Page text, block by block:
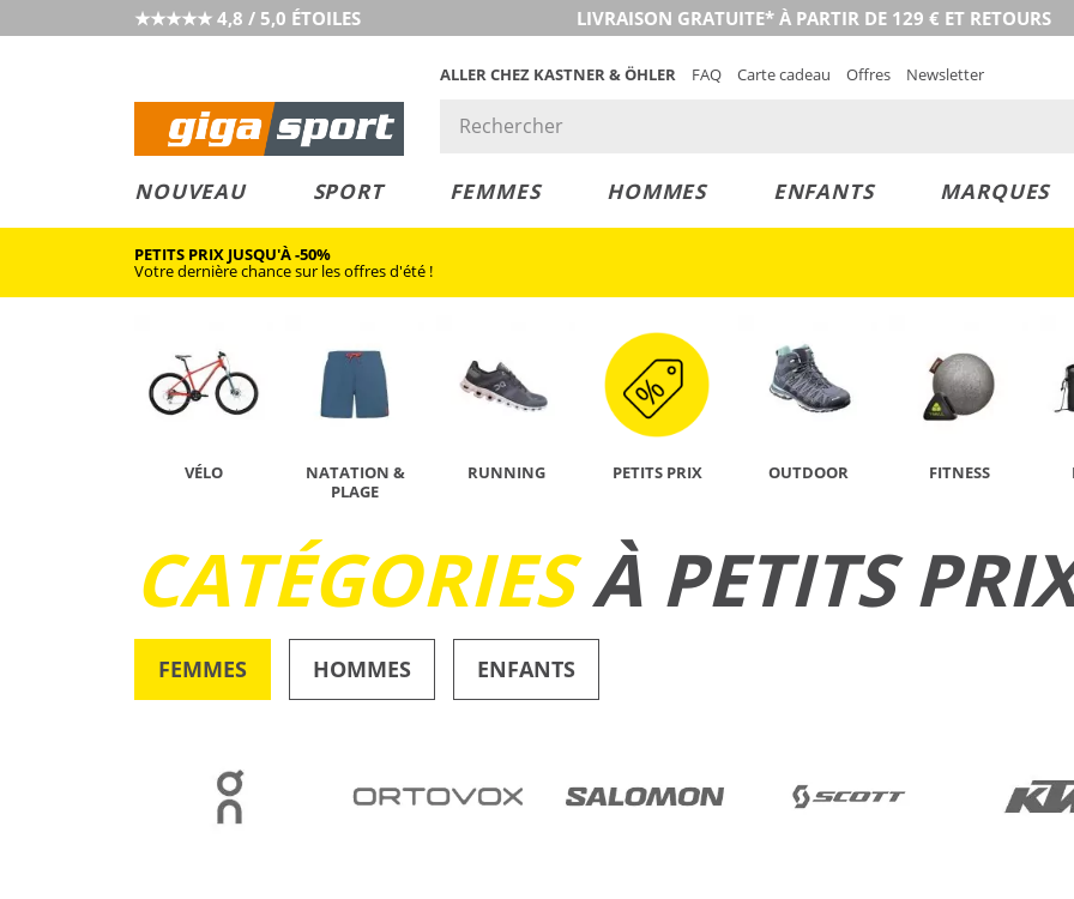
★★★★★ 4,8 / 5,0 ÉTOILES LIVRAISON GRATUITE* À PARTIR DE 129 € ET RETOURS
ALLER CHEZ KASTNER & ÖHLER FAQ Carte cadeau Offres Newsletter
NOUVEAU SPORT FEMMES HOMMES ENFANTS MARQUES
PETITS PRIX JUSQU'À -50%
Votre dernière chance sur les offres d'été !
VÉLO
NATATION &
PLAGE
RUNNING PETITS PRIX OUTDOOR FITNESS
CATÉGORIESÀ PETITS
FEMMES HOMMES ENFANTS